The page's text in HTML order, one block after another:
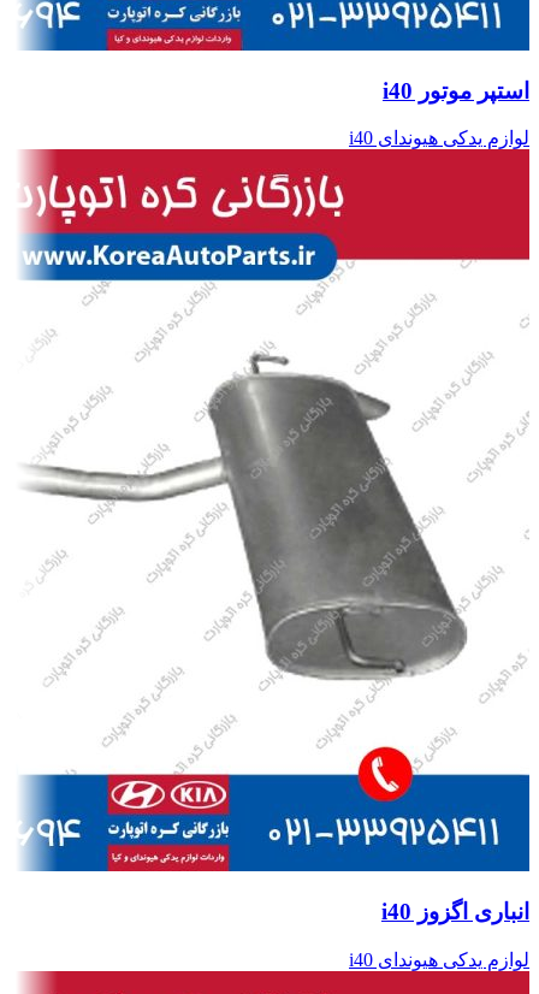
استپر موتور i40
لوازم یدکی هیوندای i40
انباری اگزوز i40
لوازم یدکی هیوندای i40